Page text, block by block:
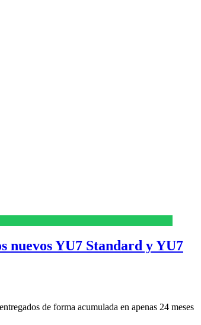
nuevos YU7 Standard y YU7
de forma acumulada en apenas 24 meses